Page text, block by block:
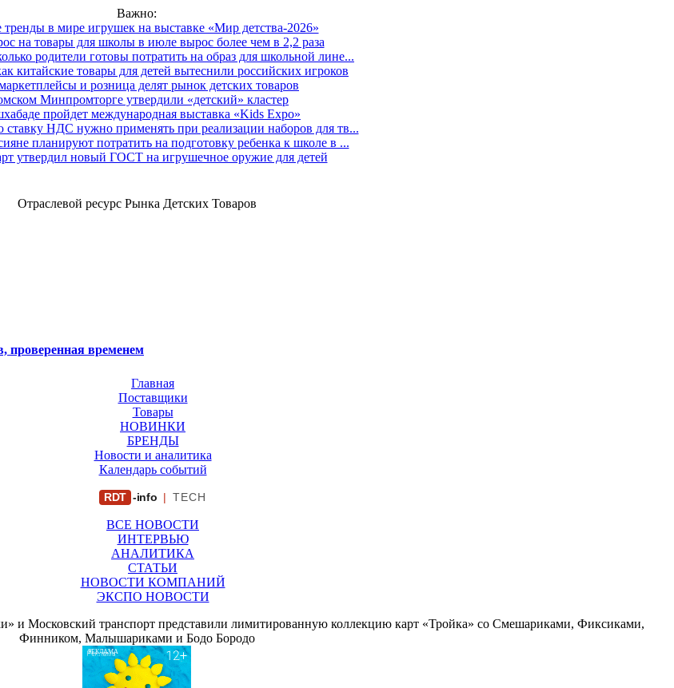
Важно:
тренды в мире игрушек на выставке «Мир детства-2026»
на товары для школы в июле вырос более чем в 2,2 раза
родители готовы потратить на образ для школьной лине...
китайские товары для детей вытеснили российских игроков
и розница делят рынок детских товаров
Минпромторге утвердили «детский» кластер
пройдет международная выставка «Kids Expo»
НДС нужно применять при реализации наборов для тв...
планируют потратить на подготовку ребенка к школе в ...
утвердил новый ГОСТ на игрушечное оружие для детей
Отраслевой ресурс Рынка Детских Товаров
проверенная временем
Главная
Поставщики
Товары
НОВИНКИ
БРЕНДЫ
Новости и аналитика
Календарь событий
RDT -info | TECH
ВСЕ НОВОСТИ
ИНТЕРВЬЮ
АНАЛИТИКА
СТАТЬИ
НОВОСТИ КОМПАНИЙ
ЭКСПО НОВОСТИ
и Московский транспорт представили лимитированную коллекцию карт «Тройка» со Смешариками, Фиксиками,
Финником, Малышариками и Бодо Бородо
РЕКЛАМА